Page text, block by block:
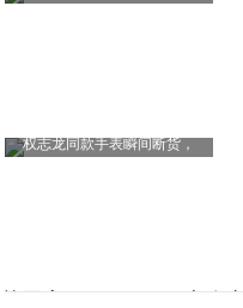
权志龙同款手表瞬间断货，